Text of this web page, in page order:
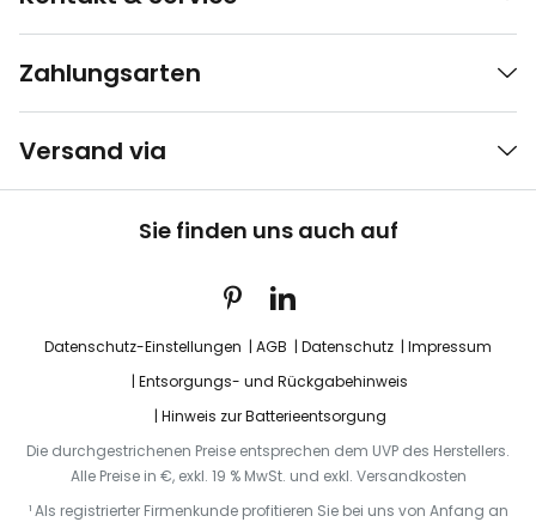
Zahlungsarten
Versand via
Sie finden uns auch auf
Datenschutz-Einstellungen AGB Datenschutz
Impressum
Entsorgungs- und Rückgabehinweis
Hinweis zur Batterieentsorgung
Die durchgestrichenen Preise entsprechen dem UVP des Herstellers.
Alle Preise in €, exkl. 19 % MwSt. und exkl. Versandkosten
¹ Als registrierter Firmenkunde profitieren Sie bei uns von Anfang an